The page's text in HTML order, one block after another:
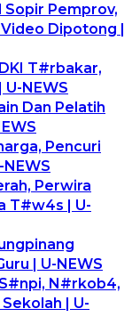
Sopir Pemprov,
Dipotong |
T#rbakar,
U-NEWS
Dan Pelatih
Pencuri
Perwira
T#w4s | U-
| U-NEWS
N#rkob4,
| U-